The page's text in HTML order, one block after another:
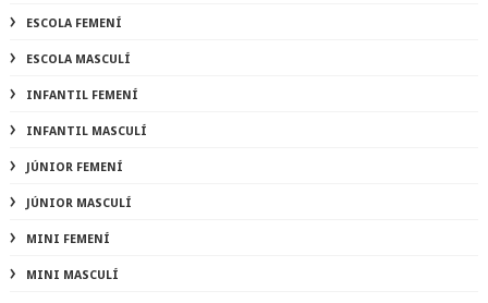
ESCOLA FEMENÍ
ESCOLA MASCULÍ
INFANTIL FEMENÍ
INFANTIL MASCULÍ
JÚNIOR FEMENÍ
JÚNIOR MASCULÍ
MINI FEMENÍ
MINI MASCULÍ